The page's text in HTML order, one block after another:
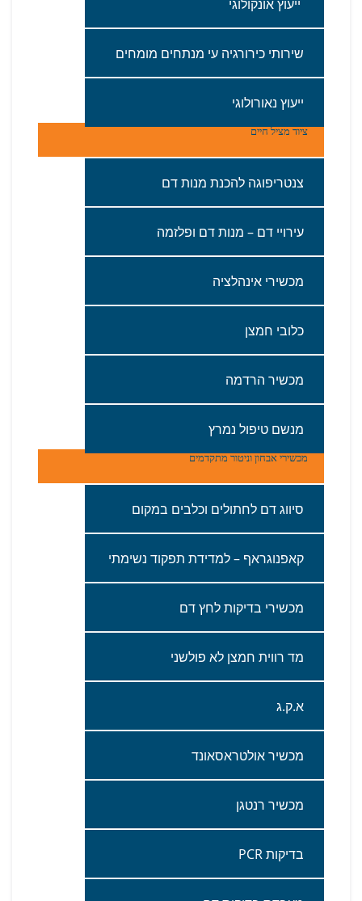
שירותי‭ ‬כירורגיה‭ ‬עי‭ ‬מנתחים‭ ‬מומחים
ייעוץ‭ ‬נאורולוגי
ציוד‭ ‬מציל‭ ‬חיים
צנטריפוגה‭ ‬להכנת‭ ‬מנות‭ ‬דם‭ ‬
עירויי‭ ‬דם – מנות‭ ‬דם‭ ‬ופלזמה
מכשירי‭ ‬אינהלציה‭ ‬
כלובי‭ ‬חמצן
מכשיר‭ ‬הרדמה‭ ‬
מנשם‭ ‬טיפול‭ ‬נמרץ
מכשירי אבחון‭ ‬וניטור‭ ‬מתקדמים‭‬
סיווג‭ ‬דם‭ ‬לחתולים‭ ‬וכלבים‭ ‬במקום
קאפנוגראף‭ – ‬למדידת‭ ‬תפקוד‭ ‬נשימתי
‬מכשירי‭ ‬בדיקות‭ ‬לחץ‭ ‬דם‭ ‬
מד‭ ‬רווית‭ ‬חמצן‭ ‬לא‭ ‬פולשני‭ ‬
א‭.‬ק‭.‬ג
מכשיר‭ ‬אולטראסאונד
מכשיר‭ ‬רנטגן
בדיקות ‭ ‬ PCR